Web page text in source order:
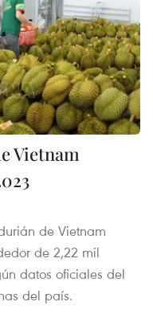
Vietnam
de Vietnam
de 2,22 mil
datos oficiales del
del país.